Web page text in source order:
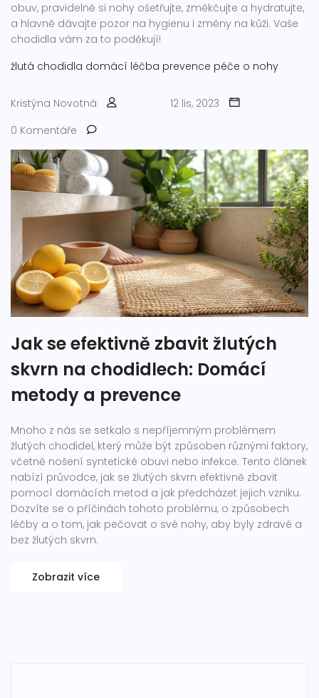
obuv, pravidelně si nohy ošetřujte, změkčujte a hydratujte,
a hlavně dávajte pozor na hygienu i změny na kůži. Vaše
chodidla vám za to poděkují!
žlutá chodidla domácí léčba prevence péče o nohy
Kristýna Novotná
12 lis, 2023
0 Komentáře
Jak se efektivně zbavit žlutých
skvrn na chodidlech: Domácí
metody a prevence
Mnoho z nás se setkalo s nepříjemným problémem
žlutých chodidel, který může být způsoben různými faktory,
včetně nošení syntetické obuvi nebo infekce. Tento článek
nabízí průvodce, jak se žlutých skvrn efektivně zbavit
pomocí domácích metod a jak předcházet jejich vzniku.
Dozvíte se o příčinách tohoto problému, o způsobech
léčby a o tom, jak pečovat o své nohy, aby byly zdravé a
bez žlutých skvrn.
Zobrazit více